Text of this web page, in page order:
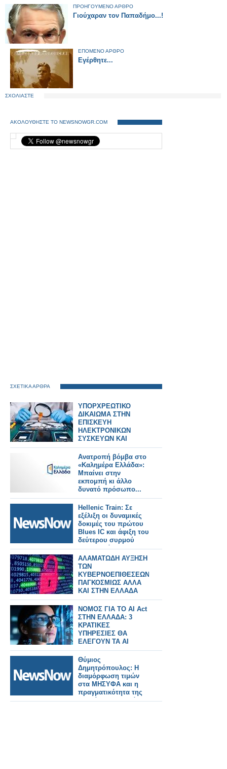
ΠΡΟΗΓΟΥΜΕΝΟ ΑΡΘΡΟ
Γιούχαραν τον Παπαδήμο...!
ΕΠΟΜΕΝΟ ΑΡΘΡΟ
Εγέρθητε...
ΣΧΟΛΙΑΣΤΕ
ΑΚΟΛΟΥΘΗΣΤΕ ΤΟ NEWSNOWGR.COM
ΣΧΕΤΙΚΑ ΑΡΘΡΑ
ΥΠΟΡΧΡΕΩΤΙΚΟ
ΔΙΚΑΙΩΜΑ ΣΤΗΝ
ΕΠΙΣΚΕΥΗ
ΗΛΕΚΤΡΟΝΙΚΩΝ
ΣΥΣΚΕΥΩΝ ΚΑΙ
SPARTPHONES ΣΤΗΝ
ΕΛΛΑΔΑ
Ανατροπή βόμβα στο
«Καλημέρα Ελλάδα»:
Μπαίνει στην
εκπομπή κι άλλο
δυνατό πρόσωπο...
Hellenic Train: Σε
εξέλιξη οι δυναμικές
δοκιμές του πρώτου
Blues IC και άφιξη του
δεύτερου συρμού
στην Ελλάδα.
ΑΛΑΜΑΤΩΔΗ ΑΥΞΗΣΗ
ΤΩΝ
ΚΥΒΕΡΝΟΕΠΙΘΕΣΕΩΝ
ΠΑΓΚΟΣΜΙΩΣ ΑΛΛΑ
ΚΑΙ ΣΤΗΝ ΕΛΛΑΔΑ
ΝΟΜΟΣ ΓΙΑ ΤΟ AI Act
ΣΤΗΝ ΕΛΛΑΔΑ: 3
ΚΡΑΤΙΚΕΣ
ΥΠΗΡΕΣΙΕΣ ΘΑ
ΕΛΕΓΟΥΝ ΤΑ AI
ΣΥΣΤΗΜΑΤΑ
Θύμιος
Δημητρόπουλος: Η
διαμόρφωση τιμών
στα ΜΗΣΥΦΑ και η
πραγματικότητα της
αγοράς στην Ελλάδα